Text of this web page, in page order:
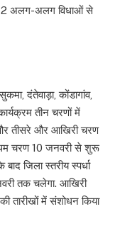
12 अलग-अलग विधाओं से
दंतेवाड़ा, कोंडागांव,
तीन चरणों में
तीसरे और आखिरी चरण
चरण 10 जनवरी से शुरू
जिला स्तरीय स्पर्धा
तक चलेगा. आखिरी
तारीखों में संशोधन किया